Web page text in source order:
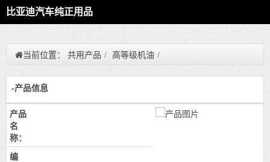
比亚迪汽车纯正用品
当前位置： 共用产品 / 高等级机油 /
-产品信息
产品
名
称：
编